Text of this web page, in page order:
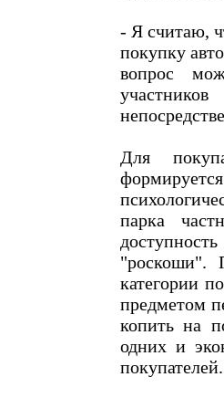
- Я считаю,
покупку
вопрос
Для
парка
"роскоши".
категории
предметом
копить на
одних и
покупателей.